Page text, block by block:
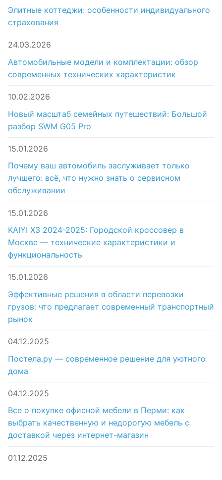
Элитные коттеджи: особенности индивидуального
страхования
24.03.2026
Автомобильные модели и комплектации: обзор
современных технических характеристик
10.02.2026
Новый масштаб семейных путешествий: Большой
разбор SWM G05 Pro
15.01.2026
Почему ваш автомобиль заслуживает только
лучшего: всё, что нужно знать о сервисном
обслуживании
15.01.2026
KAIYI X3 2024-2025: Городской кроссовер в
Москве — технические характеристики и
функциональность
15.01.2026
Эффективные решения в области перевозки
грузов: что предлагает современный транспортный
рынок
04.12.2025
Постела.ру — современное решение для уютного
дома
04.12.2025
Все о покупке офисной мебели в Перми: как
выбрать качественную и недорогую мебель с
доставкой через интернет-магазин
01.12.2025